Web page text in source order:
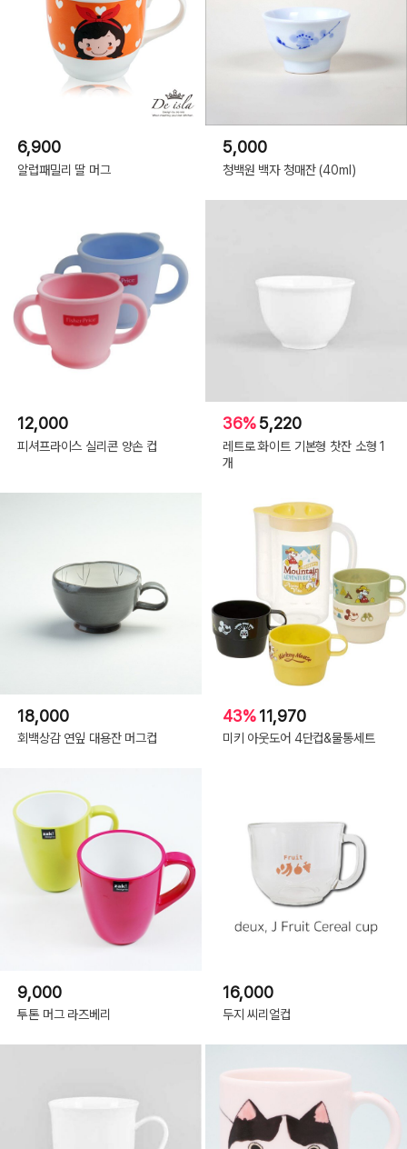
6,900
알럽패밀리 딸 머그
5,000
청백원 백자 청매잔 (40ml)
12,000
피셔프라이스 실리콘 양손 컵
36%5,220
레트로 화이트 기본형 찻잔 소형 1
개
18,000
회백상감 연잎 대용잔 머그컵
43%11,970
미키 아웃도어 4단컵&물통세트
9,000
투톤 머그 라즈베리
16,000
두지 씨리얼컵